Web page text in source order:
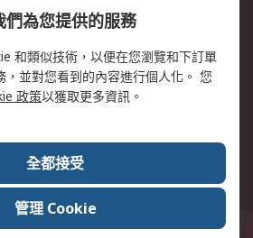
關於RS
新聞中心
RS銷售條款
樓之2, 郵遞區號23670 這個網站的所有解釋根據
為您提供的服務
和類似技術，以便在您瀏覽和下訂單
，並對您看到的內容進行個人化。 您
政策以獲取更多資訊。
全都接受
管理 Cookie